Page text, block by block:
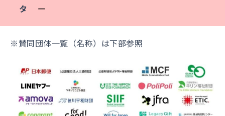
タ
ー
※賛同団体一覧（名称）は下部参照